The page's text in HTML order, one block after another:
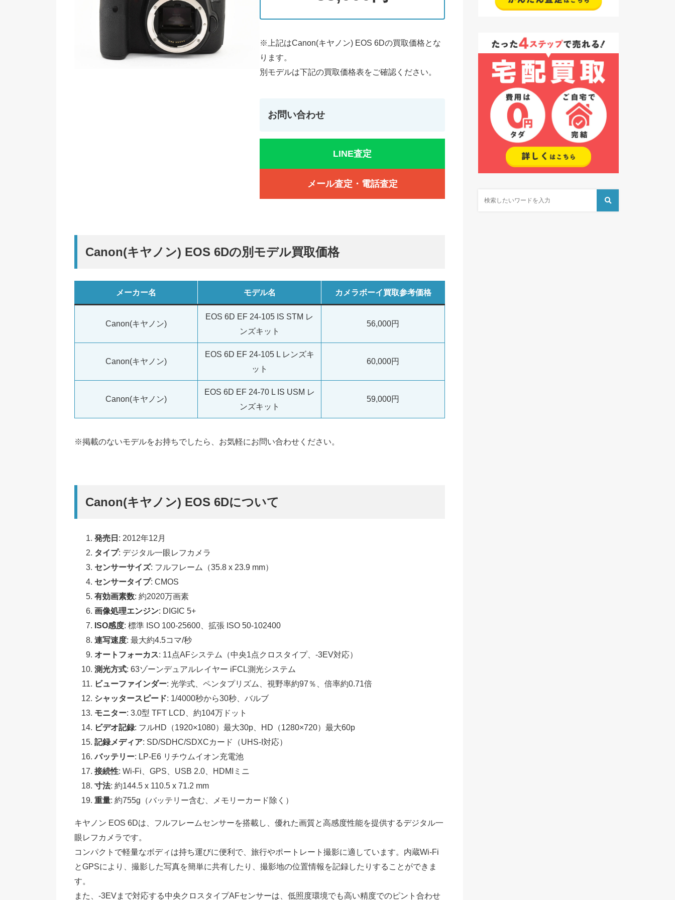
※上記はCanon(キヤノン) EOS 6Dの買取価格とな
ります。
別モデルは下記の買取価格表をご確認ください。
お問い合わせ
LINE査定
メール査定・電話査定
Canon(キヤノン) EOS 6Dの別モデル買取価格
メーカー名 モデル名 カメラボーイ買取参考価格
Canon(キヤノン)
EOS 6D EF 24-105 IS STM レ
ンズキット
56,000円
Canon(キヤノン)
EOS 6D EF 24-105 L レンズキ
ット
60,000円
Canon(キヤノン)
EOS 6D EF 24-70 L IS USM レ
ンズキット
59,000円
※掲載のないモデルをお持ちでしたら、お気軽にお問い合わせください。
Canon(キヤノン) EOS 6Dについて
発売日 : 2012年12月
タイプ: デジタル一眼レフカメラ
センサーサイズ: フルフレーム（35.8 x 23.9 mm）
センサータイプ: CMOS
有効画素数: 約2020万画素
画像処理エンジン: DIGIC 5+
ISO感度: 標準 ISO 100-25600、拡張 ISO 50-102400
連写速度: 最大約4.5コマ/秒
オートフォーカス: 11点AFシステム（中央1点クロスタイプ、-3EV対応）
測光方式: 63ゾーンデュアルレイヤー iFCL測光システム
ビューファインダー: 光学式、ペンタプリズム、視野率約97％、倍率約0.71倍
シャッタースピード: 1/4000秒から30秒、バルブ
モニター: 3.0型 TFT LCD、約104万ドット
ビデオ記録: フルHD（1920×1080）最大30p、HD（1280×720）最大60p
記録メディア: SD/SDHC/SDXCカード（UHS-I対応）
バッテリー: LP-E6 リチウムイオン充電池
接続性: Wi-Fi、GPS、USB 2.0、HDMIミニ
寸法: 約144.5 x 110.5 x 71.2 mm
重量: 約755g（バッテリー含む、メモリーカード除く）
キヤノン EOS 6Dは、フルフレームセンサーを搭載し、優れた画質と高感度性能を提供するデジタル一
眼レフカメラです。
コンパクトで軽量なボディは持ち運びに便利で、旅行やポートレート撮影に適しています。内蔵Wi-Fi
とGPSにより、撮影した写真を簡単に共有したり、撮影地の位置情報を記録したりすることができま
す。
また、-3EVまで対応する中央クロスタイプAFセンサーは、低照度環境でも高い精度でのピント合わせ